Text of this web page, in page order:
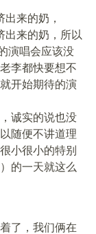
来的奶，
出来的奶，所以
演唱会应该没
李都快要想不
开始期待的演
诚实的说也没
随便不讲道理
小很小的特别
的一天就这么
了，我们俩在